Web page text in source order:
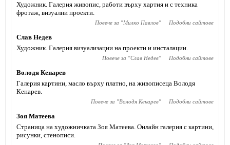
Художник. Галерия живопис, работи върху хартия и с техника
фротаж, визуални проекти.
Повече за "Милко Павлов" Подобни сайтове
Слав Недев
Художник. Галерия визуализации на проекти и инсталации.
Повече за "Слав Недев" Подобни сайтове
Володя Кенарев
Галерия картини, масло върху платно, на живописеца Володя
Кенарев.
Повече за "Володя Кенарев" Подобни сайтове
Зоя Матеева
Страница на художничката Зоя Матеева. Онлайн галерия с картини,
рисунки, стенописи.